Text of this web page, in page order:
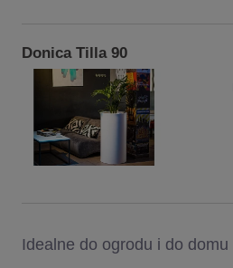
Donica Tilla 90
Idealne do ogrodu i do domu